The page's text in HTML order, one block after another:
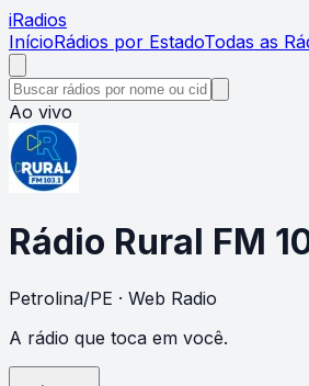
iRadios
InícioRádios por EstadoTodas as
Ao vivo
Rádio Rural FM
Petrolina/PE · Web Radio
A rádio que toca em você.